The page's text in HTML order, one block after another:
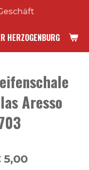
HERZOGENBURG
Aresso
5,00